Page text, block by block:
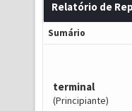
Relatório de
Sumário
terminal
(Principiante)